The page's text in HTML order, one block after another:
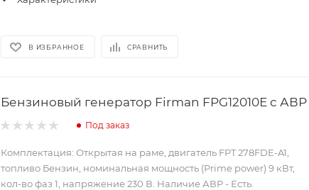
В ИЗБРАННОЕ СРАВНИТЬ
Бензиновый генератор Firman FPG12010Е с АВР
Под заказ
Комплектация: Открытая на раме, двигатель FPT 278FDE-A1,
топливо Бензин, номинальная мощность (Prime power) 9 кВт,
кол-во фаз 1, напряжение 230 В. Наличие АВР - Есть.